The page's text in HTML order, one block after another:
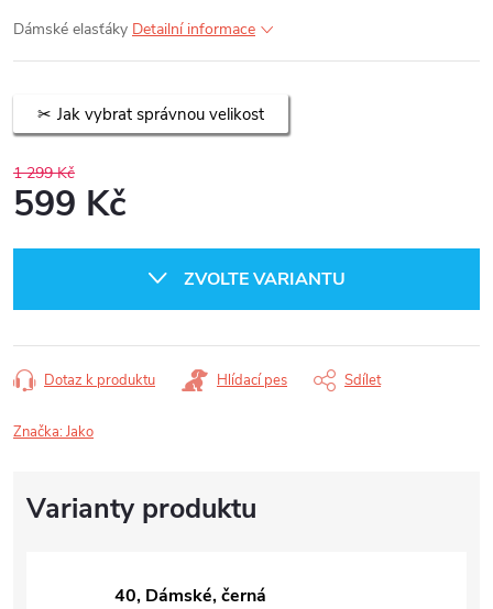
Dámské elasťáky Detailní informace
Jak vybrat správnou velikost
1 299 Kč
599 Kč
ZVOLTE VARIANTU
Dotaz k produktu Hlídací pes Sdílet
Značka:Jako
40, Dámské, černá